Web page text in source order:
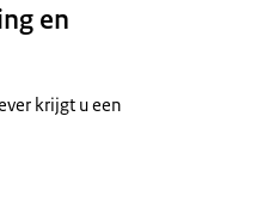
en
krijgt u een